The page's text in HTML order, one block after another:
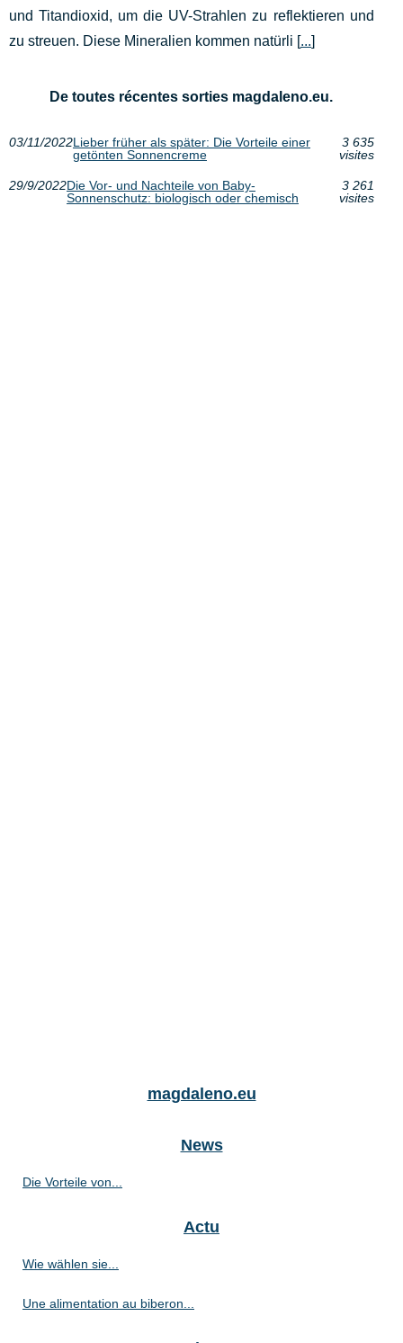
und Titandioxid, um die UV-Strahlen zu reflektieren und
zu streuen. Diese Mineralien kommen natürli [...]
De toutes récentes sorties magdaleno.eu.
03/11/2022Lieber früher als später: Die Vorteile einer
getönten Sonnencreme
3 635
visites
29/9/2022Die Vor- und Nachteile von Baby-
Sonnenschutz: biologisch oder chemisch
3 261
visites
magdaleno.eu
News
Die Vorteile von...
Actu
Wie wählen sie...
Une alimentation au biberon...